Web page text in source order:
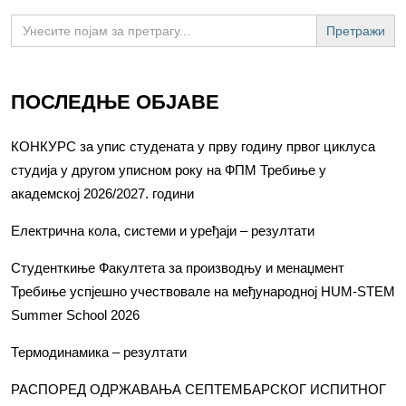
Search
for:
ПОСЛЕДЊЕ ОБЈАВЕ
КОНКУРС за упис студената у прву годину првог циклуса
студија у другом уписном року на ФПМ Требиње у
академској 2026/2027. години
Електрична кола, системи и уређаји – резултати
Студенткиње Факултета за производњу и менаџмент
Требиње успјешно учествовале на међународној HUM-STEM
Summer School 2026
Термодинамика – резултати
РАСПОРЕД ОДРЖАВАЊА СЕПТЕМБАРСКОГ ИСПИТНОГ